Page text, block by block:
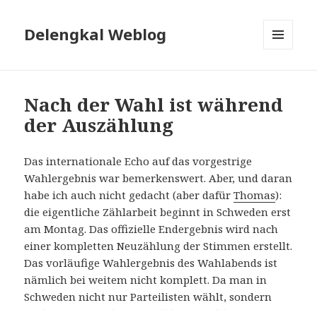
Delengkal Weblog
Nach der Wahl ist während
der Auszählung
Das internationale Echo auf das vorgestrige
Wahlergebnis war bemerkenswert. Aber, und daran
habe ich auch nicht gedacht (aber dafürThomas):
die eigentliche Zählarbeit beginnt in Schweden erst
am Montag. Das offizielle Endergebnis wird nach
einer kompletten Neuzählung der Stimmen erstellt.
Das vorläufige Wahlergebnis des Wahlabends ist
nämlich bei weitem nicht komplett. Da man in
Schweden nicht nur Parteilisten wählt, sondern